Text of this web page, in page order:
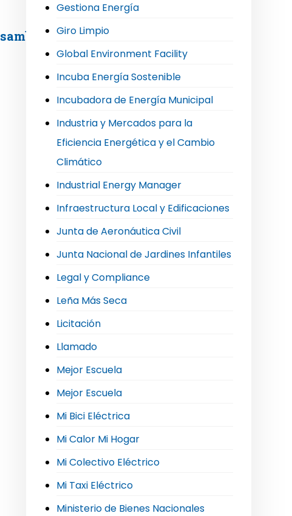
extraordinaria de socios
Gestiona Energía
Giro Limpio
Global Environment Facility
Incuba Energía Sostenible
Incubadora de Energía Municipal
Industria y Mercados para la
Eficiencia Energética y el Cambio
Climático
Industrial Energy Manager
Infraestructura Local y Edificaciones
Junta de Aeronáutica Civil
Junta Nacional de Jardines Infantiles
Legal y Compliance
Leña Más Seca
Licitación
Llamado
Mejor Escuela
Mejor Escuela
Mi Bici Eléctrica
Mi Calor Mi Hogar
Mi Colectivo Eléctrico
Mi Taxi Eléctrico
Ministerio de Bienes Nacionales